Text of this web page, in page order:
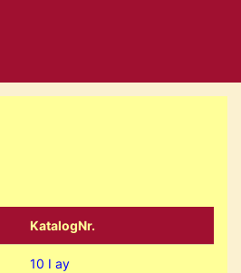
KatalogNr.
10 I ay